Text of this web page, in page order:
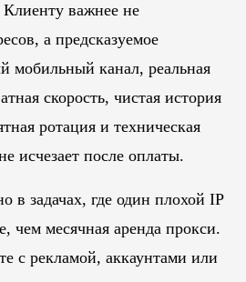
важнее не
а предсказуемое
мобильный канал, реальная
скорость, чистая история
ротация и техническая
исчезает после оплаты.
в задачах, где один плохой IP
чем месячная аренда прокси.
с рекламой, аккаунтами или